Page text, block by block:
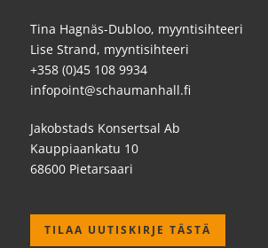
Tina Hagnäs-Dubloo, myyntisihteeri
Lise Strand, myyntisihteeri
+358 (0)45 108 9934
infopoint@schaumanhall.fi
Jakobstads Konsertsal Ab
Kauppiaankatu 10
68600 Pietarsaari
TILAA UUTISKIRJE TÄSTÄ